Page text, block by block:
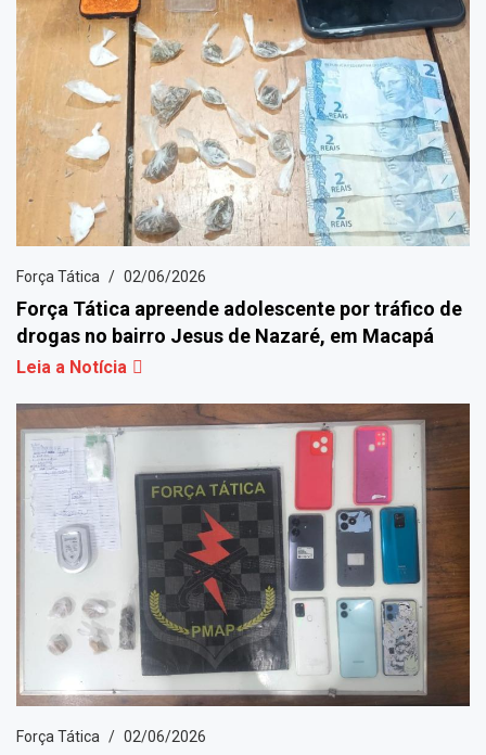
Força Tática 02/06/2026
Força Tática apreende adolescente por tráfico de
drogas no bairro Jesus de Nazaré, em Macapá
Leia a Notícia
Força Tática 02/06/2026